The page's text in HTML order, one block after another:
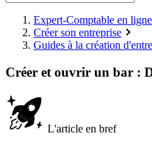
Expert-Comptable en ligne
Créer son entreprise
Guides à la création
Créer et ouvrir un bar :
L'article en bref